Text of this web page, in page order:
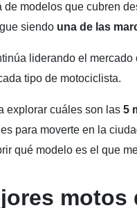
modelos que cubren
siendo una de las
liderando el
tipo de motociclista.
explorar cuáles son las 5
para moverte en la
qué modelo es el que
motos